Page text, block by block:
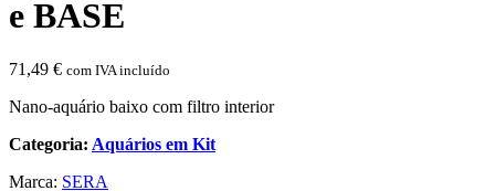
e BASE
71,49 € com IVA incluído
Nano-aquário baixo com filtro interior
Categoria: Aquários em Kit
Marca: SERA